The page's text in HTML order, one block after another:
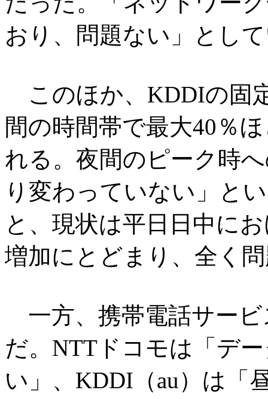
おり、問題ない」とし
このほか、KDDIの固
間の時間帯で最大40％
れる。夜間のピーク時
り変わっていない」と
と、現状は平日日中に
増加にとどまり、全く
一方、携帯電話サー
だ。NTTドコモは「デ
い」、KDDI（au）は「